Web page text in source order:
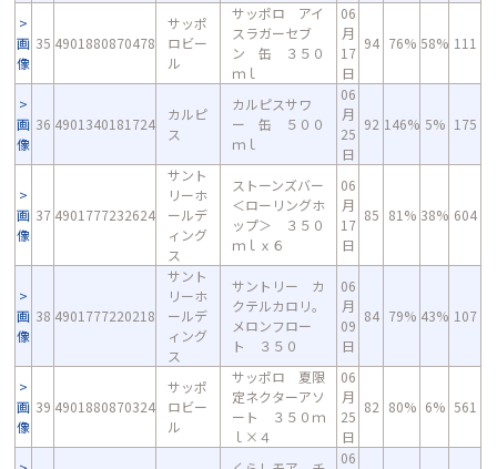
画
像
35 4901880870478
サッポ
ロビー
ル
サッポロ アイ
スラガーセブ
ン 缶 ３５０
ｍｌ
06
月
17
日
94 76% 58% 111
画
像
36 4901340181724
カルピ
ス
カルピスサワ
ー 缶 ５００
ｍｌ
06
月
25
日
92 146% 5% 175
画
像
37 4901777232624
サント
リーホ
ールデ
ィング
ス
ストーンズバー
＜ローリングホ
ップ＞ ３５０
ｍｌｘ６
06
月
17
日
85 81% 38% 604
画
像
38 4901777220218
サント
リーホ
ールデ
ィング
ス
サントリー カ
クテルカロリ。
メロンフロー
ト ３５０
06
月
09
日
84 79% 43% 107
画
像
39 4901880870324
サッポ
ロビー
ル
サッポロ 夏限
定ネクターアソ
ート ３５０ｍ
ｌ×４
06
月
25
日
82 80% 6% 561
06